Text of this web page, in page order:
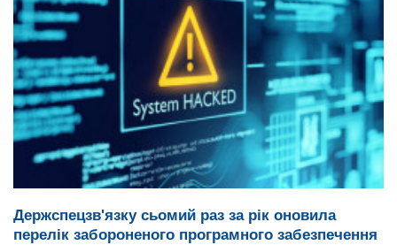
Держспецзв'язку сьомий раз за рік оновила
перелік забороненого програмного забезпечення